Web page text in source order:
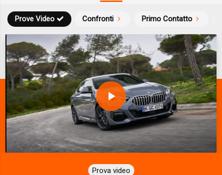
Prove Video Confronti Primo Contatto
P
l
a
Prova video